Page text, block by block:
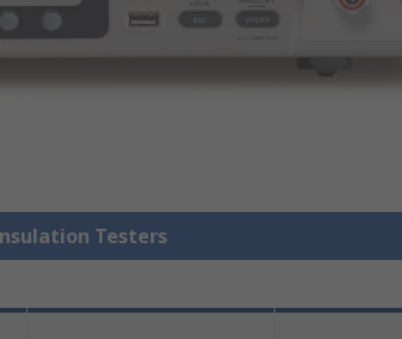
Testers